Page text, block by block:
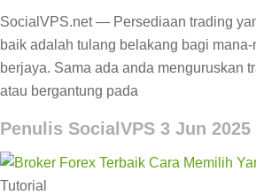
SocialVPS.net — Persediaan trading
baik adalah tulang belakang bagi
berjaya. Sama ada anda menguruskan
atau bergantung pada
Penulis SocialVPS 3 Jun 2025
Tutorial